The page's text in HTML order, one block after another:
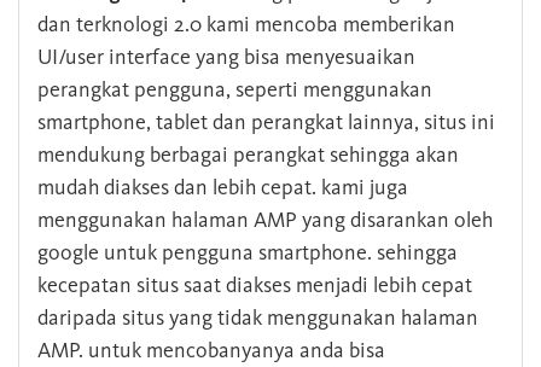
dan terknologi 2.0 kami mencoba memberikan
UI/user interface yang bisa menyesuaikan
perangkat pengguna, seperti menggunakan
smartphone, tablet dan perangkat lainnya, situs ini
mendukung berbagai perangkat sehingga akan
mudah diakses dan lebih cepat. kami juga
menggunakan halaman AMP yang disarankan oleh
google untuk pengguna smartphone. sehingga
kecepatan situs saat diakses menjadi lebih cepat
daripada situs yang tidak menggunakan halaman
AMP. untuk mencobanyanya anda bisa